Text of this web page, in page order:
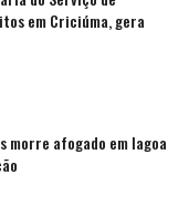
em Criciúma, gera
morre afogado em lagoa